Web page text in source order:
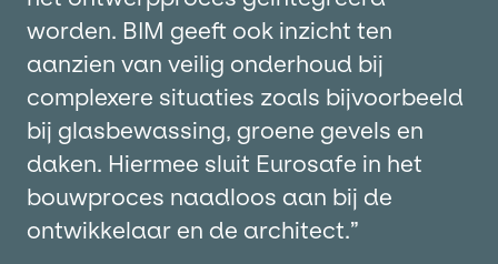
worden. BIM geeft ook inzicht ten
aanzien van veilig onderhoud bij
complexere situaties zoals bijvoorbeeld
bij glasbewassing, groene gevels en
daken. Hiermee sluit Eurosafe in het
bouwproces naadloos aan bij de
ontwikkelaar en de architect.”